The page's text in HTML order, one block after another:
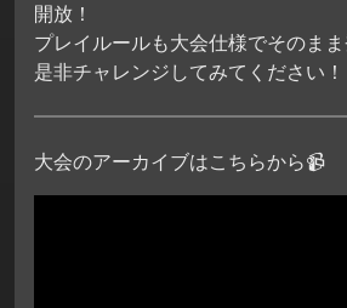
開放！
プレイルールも大会仕様でそのまま
是非チャレンジしてみてください！
大会のアーカイブはこちらから📹